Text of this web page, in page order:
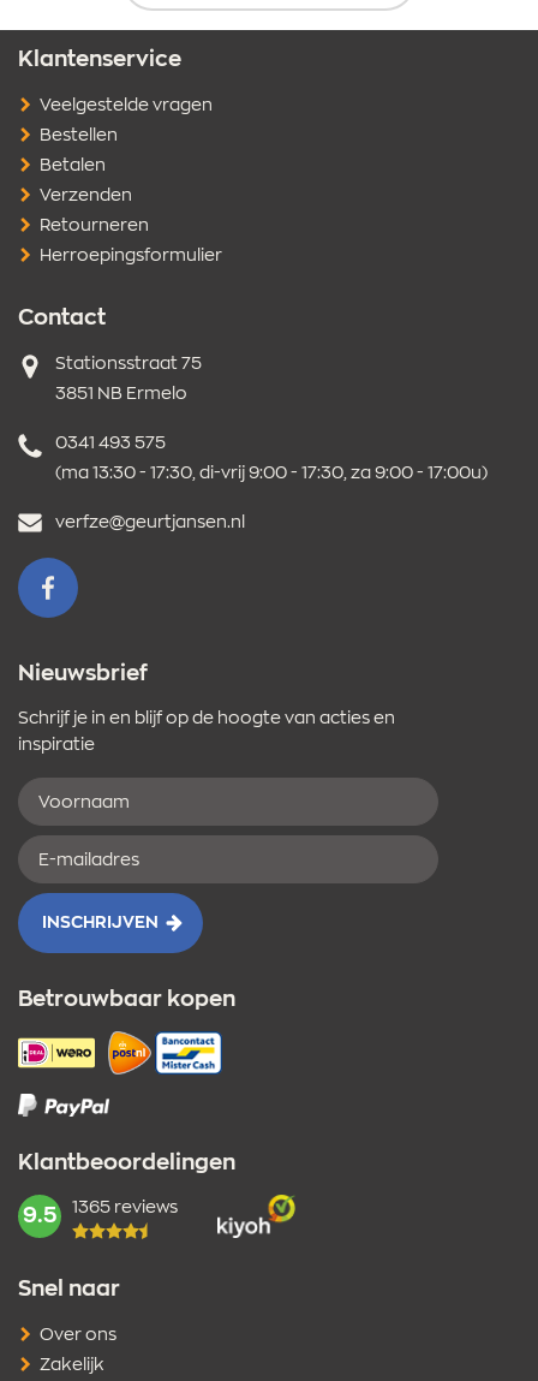
Klantenservice
Veelgestelde vragen
Bestellen
Betalen
Verzenden
Retourneren
Herroepingsformulier
Contact
Adres
Stationsstraat 75
3851 NB Ermelo
Telefoonnummer
0341 493 575
(ma 13:30 - 17:30, di-vrij 9:00 - 17:30, za 9:00 - 17:00u)
E-
verfze@geurtjansen.nl
VOLG ONS OP FACEBOOK
Nieuwsbrief
Schrijf je in en blijf op de hoogte van acties en
inspiratie
Voornaam
E-
mailadres
INSCHRIJVEN
Betrouwbaar kopen
Klantbeoordelingen
mark:
9.5 1365 reviews
Snel naar
Over ons
Zakelijk